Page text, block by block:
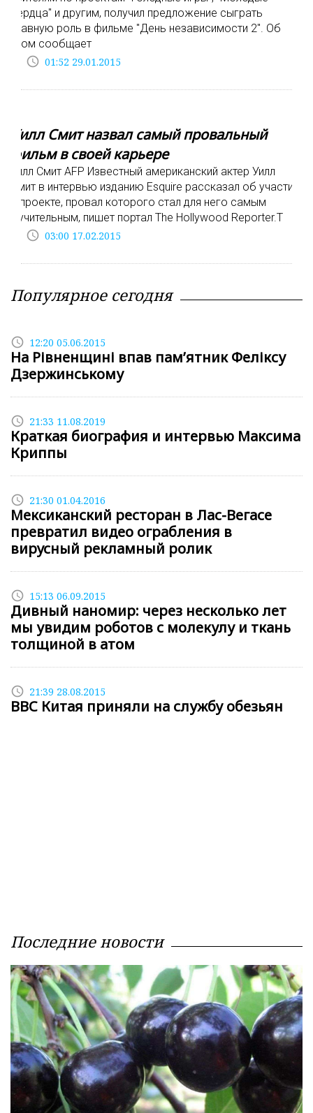
сердца" и другим, получил предложение сыграть
главную роль в фильме "День независимости 2". Об
этом сообщает
access_time 01:52 29.01.2015
Уилл Смит назвал самый провальный
фильм в своей карьере
Уилл Смит AFP Известный американский актер Уилл
Смит в интервью изданию Esquire рассказал об участии
в проекте, провал которого стал для него самым
мучительным, пишет портал The Hollywood Reporter.Т
access_time 03:00 17.02.2015
Популярное сегодня
access_time 12:20 05.06.2015
На Рівненщині впав пам’ятник Феліксу
Дзержинському
access_time 21:33 11.08.2019
Краткая биография и интервью Максима
Криппы
access_time 21:30 01.04.2016
Мексиканский ресторан в Лас-Вегасе
превратил видео ограбления в
вирусный рекламный ролик
access_time 15:13 06.09.2015
Дивный наномир: через несколько лет
мы увидим роботов с молекулу и ткань
толщиной в атом
access_time 21:39 28.08.2015
ВВС Китая приняли на службу обезьян
Последние новости